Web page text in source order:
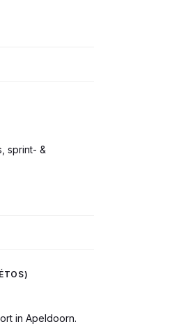
sprint- &
in Apeldoorn.